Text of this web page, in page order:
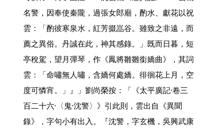
名警，因奉使秦隴，過張女郎廟，酌水、獻花以祝
雲：「酌彼寒泉水，紅芳掇嵓谷。雖致之非遠，而
薦之異俗。丹誠在此，神其感錄。」既而日暮，短
亭稅駕，望月彈琴，作《鳳將雛雛銜嬌曲》，其詞
雲：「命嘯無人嘯，含嬌何處嬌。徘徊花上月，空
度可憐宵。」』」劉尚榮按：「《太平廣記·卷三
百二十六·〈鬼·沈警〉》引此則，雲出自《異聞
錄》，字句小有出入。『沈警，字玄機，吳興武康